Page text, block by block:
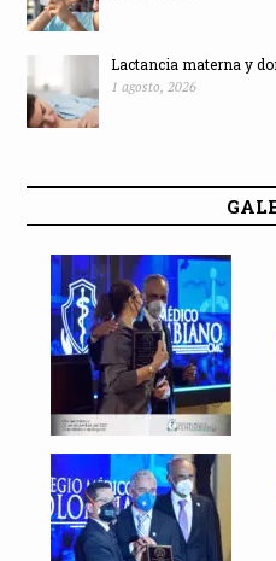
Lactancia materna y
1 agosto, 2026